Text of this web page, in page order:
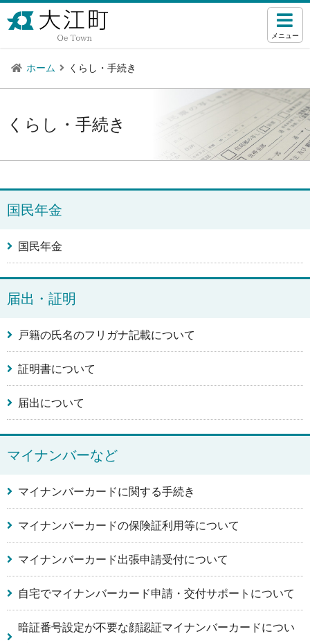
メニュー
ホーム くらし・手続き
くらし・手続き
国民年金
国民年金
届出・証明
戸籍の氏名のフリガナ記載について
証明書について
届出について
マイナンバーなど
マイナンバーカードに関する手続き
マイナンバーカードの保険証利用等について
マイナンバーカード出張申請受付について
自宅でマイナンバーカード申請・交付サポートについて
暗証番号設定が不要な顔認証マイナンバーカードについ